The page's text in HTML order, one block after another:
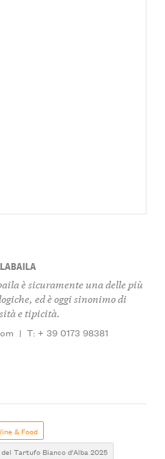
è sicuramente una delle più
ed è oggi sinonimo di
e tipicità.
| T: + 39 0173 98381
& Food
Tartufo Bianco d'Alba 2025